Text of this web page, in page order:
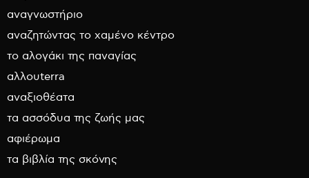
αναγνωστήριο
αναζητώντας το χαμένο κέντρο
το αλογάκι της παναγίας
αλλουterra
αναξιοθέατα
τα ασσόδυα της ζωής μας
αφιέρωμα
τα βιβλία της σκόνης